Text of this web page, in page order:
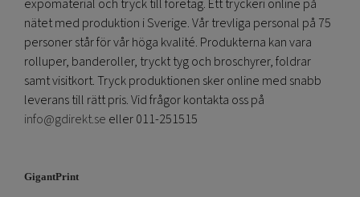
expomaterial och tryck till företag. Ett tryckeri online på
nätet med produktion i Sverige. Vår trevliga personal på 75
personer står för vår höga kvalité. Produkterna kan vara
rolluper, banderoller, tryckt tyg och broschyrer, foldrar
samt visitkort. Tryck produktionen sker online med snabb
leverans till rätt pris. Vid frågor kontakta oss på
info@gdirekt.se eller 011-251515
GigantPrint